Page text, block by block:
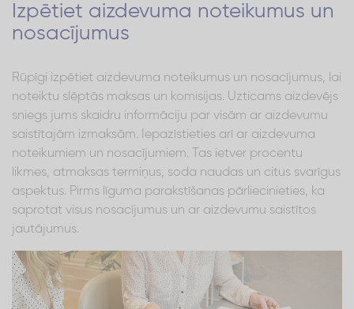
Izpētiet aizdevuma noteikumus un
nosacījumus
Rūpīgi izpētiet aizdevuma noteikumus un nosacījumus, lai
noteiktu slēptās maksas un komisijas. Uzticams aizdevējs
sniegs jums skaidru informāciju par visām ar aizdevumu
saistītajām izmaksām. Iepazīstieties arī ar aizdevuma
noteikumiem un nosacījumiem. Tas ietver procentu
likmes, atmaksas termiņus, soda naudas un citus svarīgus
aspektus. Pirms līguma parakstīšanas pārliecinieties, ka
saprotat visus nosacījumus un ar aizdevumu saistītos
jautājumus.